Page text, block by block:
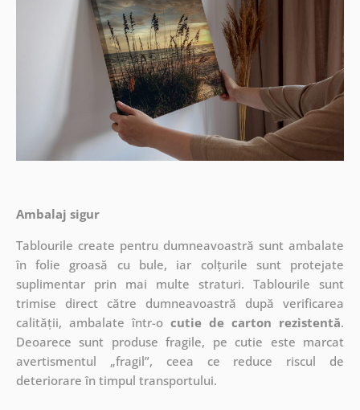
Ambalaj sigur
Tablourile create pentru dumneavoastră sunt ambalate
în folie groasă cu bule, iar colțurile sunt protejate
suplimentar prin mai multe straturi.Tablourile sunt
trimise direct către dumneavoastră după verificarea
calității, ambalate într-o cutie de carton rezistentă.
Deoarece sunt produse fragile, pe cutie este marcat
avertismentul „fragil”, ceea ce reduce riscul de
deteriorare în timpul transportului.